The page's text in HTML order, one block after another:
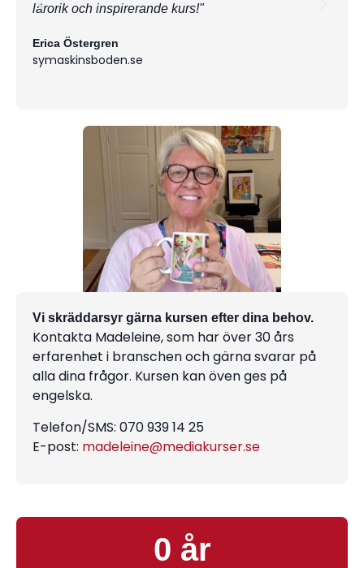
lärorik och inspirerande kurs!"
Erica Östergren
symaskinsboden.se
Vi skräddarsyr gärna kursen efter dina behov.
Kontakta Madeleine, som har över 30 års
erfarenhet i branschen och gärna svarar på
alla dina frågor. Kursen kan öven ges på
engelska.
Telefon/SMS: 070 939 14 25
E-post: madeleine@mediakurser.se
0 år